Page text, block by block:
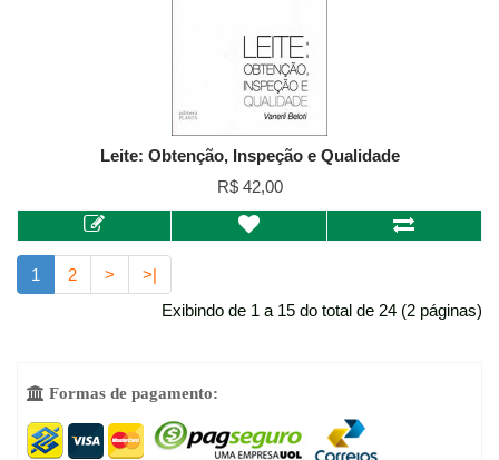
Leite: Obtenção, Inspeção e Qualidade
R$ 42,00
1 2 >
>|
Exibindo de 1 a 15 do total de 24 (2 páginas)
 Formas de pagamento: